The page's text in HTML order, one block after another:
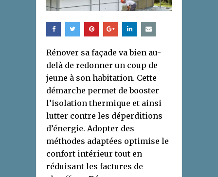
Rénover sa façade va bien au-
delà de redonner un coup de
jeune à son habitation. Cette
démarche permet de booster
l’isolation thermique et ainsi
lutter contre les déperditions
d’énergie. Adopter des
méthodes adaptées optimise le
confort intérieur tout en
réduisant les factures de